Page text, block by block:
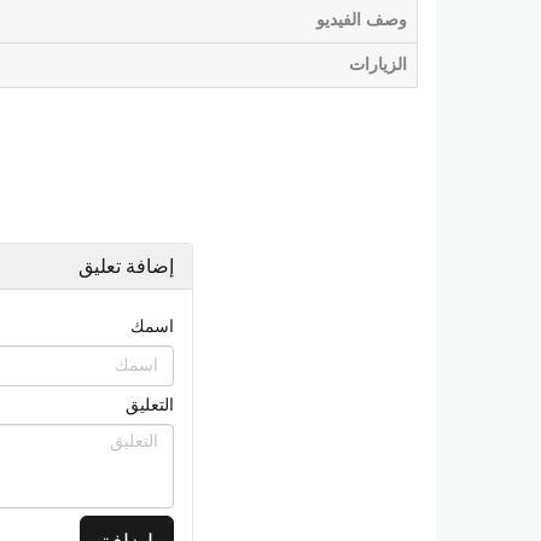
وصف الفيديو
الزيارات
إضافة تعليق
اسمك
التعليق